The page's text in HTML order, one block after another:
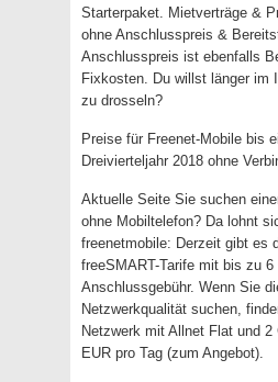
Starterpaket. Mietverträge &
ohne Anschlusspreis &
Anschlusspreis ist ebenfalls
Fixkosten. Du willst länger im
zu drosseln?
Preise für Freenet-Mobile bis
Dreivierteljahr 2018 ohne
Aktuelle Seite Sie suchen
ohne Mobiltelefon? Da lohnt
freenetmobile: Derzeit gibt es
freeSMART-Tarife mit bis zu 6
Anschlussgebühr. Wenn Sie
Netzwerkqualität suchen,
Netzwerk mit Allnet Flat und
EUR pro Tag (zum Angebot).